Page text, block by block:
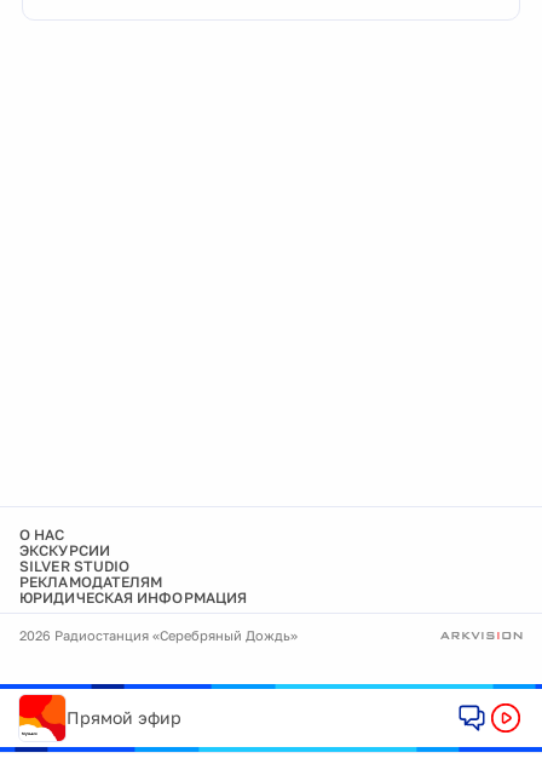
О НАС
ЭКСКУРСИИ
SILVER STUDIO
РЕКЛАМОДАТЕЛЯМ
ЮРИДИЧЕСКАЯ ИНФОРМАЦИЯ
2026 Радиостанция «Серебряный Дождь»
Прямой эфир